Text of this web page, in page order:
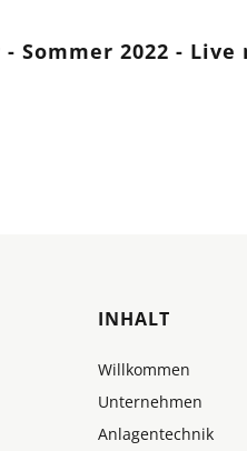
- Sommer 2022 - Live
INHALT
Willkommen
Unternehmen
Anlagentechnik